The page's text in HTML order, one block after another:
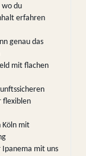
wo du
erfahren
genau das
mit flachen
flexiblen
Köln mit
Ipanema mit uns